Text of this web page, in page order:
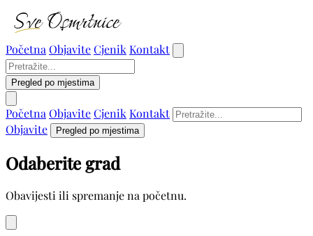
Početna ObjaviteCjenik Kontakt
Pregled po mjestima
Početna ObjaviteCjenik Kontakt
Objavite
Pregled po mjestima
Odaberite grad
Obavijesti ili spremanje na početnu.